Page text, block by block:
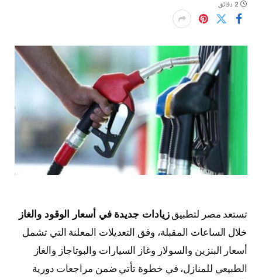
2 دقائق
تستعد مصر لتطبيقزيادات جديدة في أسعار الوقود والغاز
خلال الساعات المقبلة، وفق التعديلات المعلنة التي تشمل
أسعار البنزين والسولار وغاز السيارات والبوتاجاز والغاز
الطبيعي للمنازل، في خطوة تأتي ضمن مراجعات دورية